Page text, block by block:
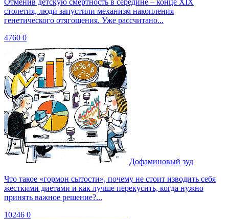
Отменив детскую смертность в середине – конце XIX
столетия, люди запустили механизм накопления
генетического отягощения. Уже рассчитано...
4760 0
Дофаминовый зуд
Что такое «гормон сытости», почему не стоит изводить себя
жесткими диетами и как лучше перекусить, когда нужно
принять важное решение?...
10246 0